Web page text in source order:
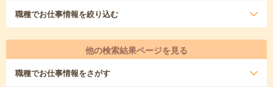
職種でお仕事情報を絞り込む
他の検索結果ページを見る
職種でお仕事情報をさがす